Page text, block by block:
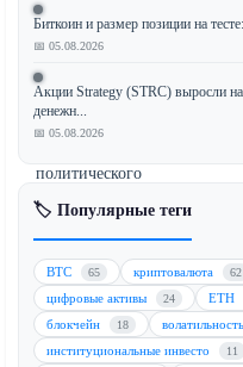
что
законодатели-
демократы
являются
единственным
политического
давления
выбора
устава
для
World
Биткоин и размер позиции на
📅 05.08.2026
Акции Strategy (STRC) выросли
денежн...
📅 05.08.2026
🏷️ Популярные теги
BTC 65 криптовалюта 62
цифровые активы 24 ETH
блокчейн 18 волатильность
институциональные инвесто 11